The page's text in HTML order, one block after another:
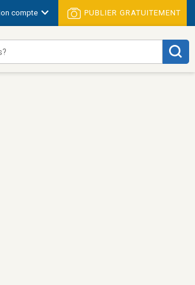
compte PUBLIER GRATUITEMENT